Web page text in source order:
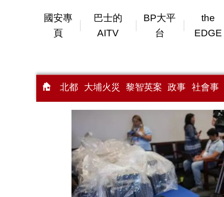
國安專
頁
巴士的
AITV
BP大平
台
the
EDGE
北都 大埔火災 黎智英案 政事 社會事